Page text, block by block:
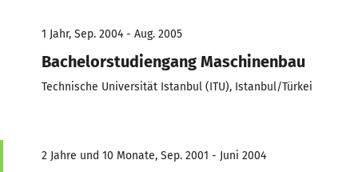
1 Jahr, Sep. 2004 - Aug. 2005
Bachelorstudiengang Maschinenbau
Technische Universität Istanbul (ITU), Istanbul/Türkei
2 Jahre und 10 Monate, Sep. 2001 - Juni 2004